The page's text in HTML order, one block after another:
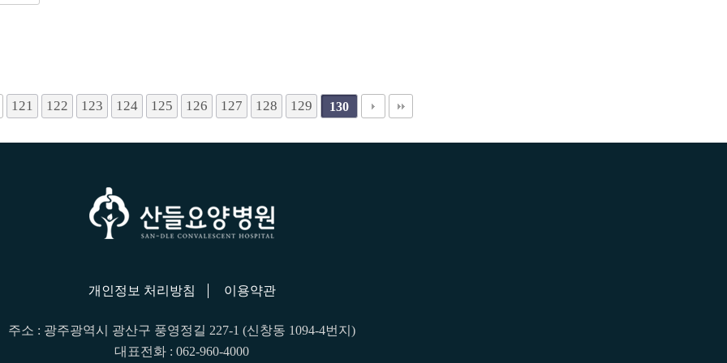
121 122 123 124 125 126 127 128 129 130
개인정보 처리방침 이용약관
주소 : 광주광역시 광산구 풍영정길 227-1 (신창동 1094-4번지)
대표전화 : 062-960-4000